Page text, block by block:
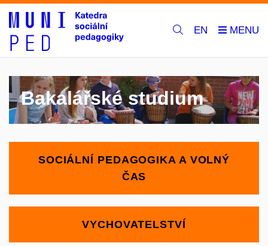
EN
Bakalářské studium
SOCIÁLNÍ PEDAGOGIKA A VOLNÝ
ČAS
VYCHOVATELSTVÍ